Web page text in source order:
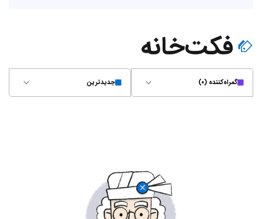
فکت‌خانه
گمراه‌کننده (۰) جدیدترین